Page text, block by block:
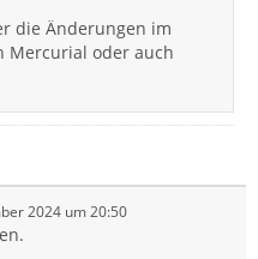
die Änderungen im
Mercurial oder auch
2024 um 20:50